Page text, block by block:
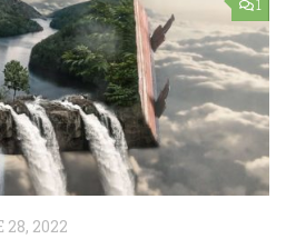
1
28, 2022